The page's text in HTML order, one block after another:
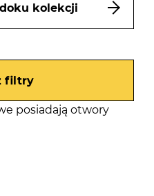
kolekcji
filtry
posiadają otwory